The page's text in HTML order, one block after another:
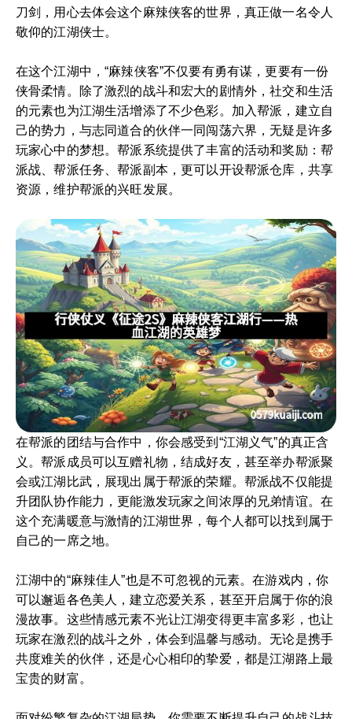
刀剑，用心去体会这个麻辣侠客的世界，真正做一名令人
敬仰的江湖侠士。
在这个江湖中，“麻辣侠客”不仅要有勇有谋，更要有一份
侠骨柔情。除了激烈的战斗和宏大的剧情外，社交和生活
的元素也为江湖生活增添了不少色彩。加入帮派，建立自
己的势力，与志同道合的伙伴一同闯荡六界，无疑是许多
玩家心中的梦想。帮派系统提供了丰富的活动和奖励：帮
派战、帮派任务、帮派副本，更可以开设帮派仓库，共享
资源，维护帮派的兴旺发展。
在帮派的团结与合作中，你会感受到“江湖义气”的真正含
义。帮派成员可以互赠礼物，结成好友，甚至举办帮派聚
会或江湖比武，展现出属于帮派的荣耀。帮派战不仅能提
升团队协作能力，更能激发玩家之间浓厚的兄弟情谊。在
这个充满暖意与激情的江湖世界，每个人都可以找到属于
自己的一席之地。
江湖中的“麻辣佳人”也是不可忽视的元素。在游戏内，你
可以邂逅各色美人，建立恋爱关系，甚至开启属于你的浪
漫故事。这些情感元素不光让江湖变得更丰富多彩，也让
玩家在激烈的战斗之外，体会到温馨与感动。无论是携手
共度难关的伙伴，还是心心相印的挚爱，都是江湖路上最
宝贵的财富。